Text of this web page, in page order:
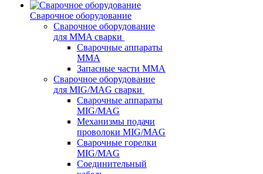
Сварочное оборудование
Сварочное оборудование
для MMA сварки
Сварочные аппараты
MMA
Запасные части MMA
Сварочное оборудование
для MIG/MAG сварки
Сварочные аппараты
MIG/MAG
Механизмы подачи
проволоки MIG/MAG
Сварочные горелки
MIG/MAG
Соединительный